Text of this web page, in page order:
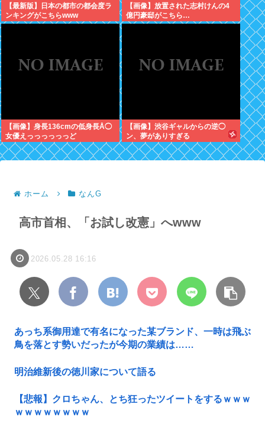
【最新版】日本の都市の都会度ラ
ンキングがこちらwww
【画像】放置された志村けんの4
億円豪邸がこちら…
【画像】身長136cmの低身長Å◯
女優えっっっっっっど
【画像】渋谷ギャルからの逆◯
ン、夢がありすぎる
ホーム なんG
高市首相、「お試し改憲」へwww
2026.05.28 16:16
あっち系御用達で有名になった某ブランド、一時は飛ぶ
鳥を落とす勢いだったが今期の業績は……
明治維新後の徳川家について語る
【悲報】クロちゃん、とち狂ったツイートをするｗｗｗ
ｗｗｗｗｗｗｗｗ